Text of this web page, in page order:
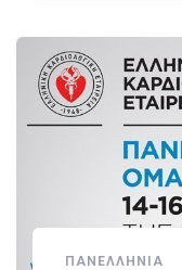
ΠΑΝΕΛΛΉΝΙΑ